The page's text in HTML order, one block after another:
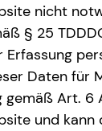
nicht
§ 25
Erfassung
Daten für
gemäß Art. 6
und